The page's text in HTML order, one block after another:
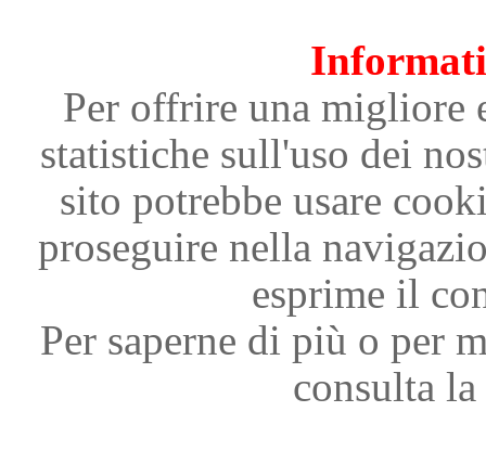
Per offrire una migliore
statistiche sull'uso dei
sito potrebbe usare
proseguire nella
esprime il
Per saperne di più o per
consulta